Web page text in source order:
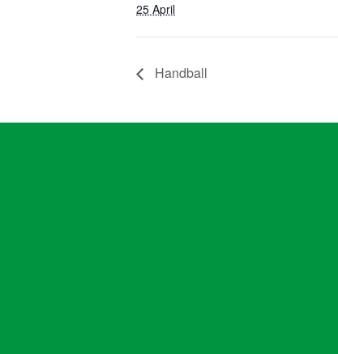
25 April
Handball